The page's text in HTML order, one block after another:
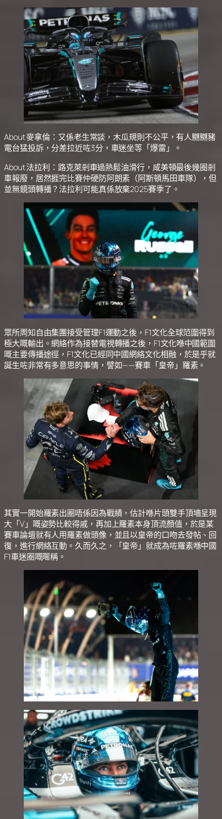
About 麥拿倫：又係老生常談，木瓜規則不公平，有人嬲嬲豬
電台猛投訴，分差拉近咗3分，車迷坐等「爆雷」。
About 法拉利：路克萊剎車過熱鬆油滑行，咸美頓最後幾圈剎
車報廢，居然捱完比賽仲硬防阿朗素（阿斯頓馬田車隊），但
並無鏡頭轉播？法拉利可能真係放棄2025賽季了。
眾所周知自由集團接受管理F1運動之後，F1文化全球范圍得到
極大嘅輸出。網絡作為接替電視轉播之後，F1文化喺中國範圍
嘅主要傳播途徑，F1文化已經同中國網絡文化相融，於是乎就
誕生咗非常有多意思的事情，譬如——賽車「皇帝」羅素。
其實一開始羅素出圈唔係因為戰績，估計喺片頭雙手頂墻呈現
大「V」嘅姿勢比較得戚，再加上羅素本身頂流顏值，於是某
賽車論壇就有人用羅素做頭像，並且以皇帝的口吻去發帖、回
復，進行網絡互動。久而久之，「皇帝」就成為咗羅素喺中國
F1車迷圈嘅暱稱。